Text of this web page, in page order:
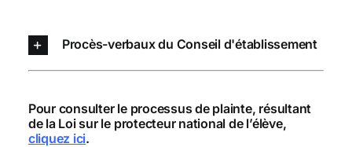
Procès-verbaux du Conseil d'établissement
Pour consulter le processus de plainte, résultant
de la Loi sur le protecteur national de l’élève,
cliquez ici.